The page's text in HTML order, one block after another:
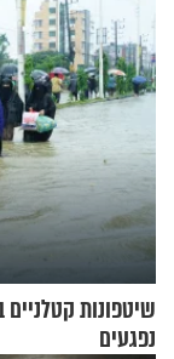
שיטפונות קטלניים
נפגעים